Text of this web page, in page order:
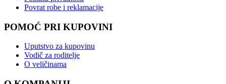
Povrat robe i reklamacije
POMOĆ PRI KUPOVINI
Uputstvo za kupovinu
Vodič za roditelje
O veličinama